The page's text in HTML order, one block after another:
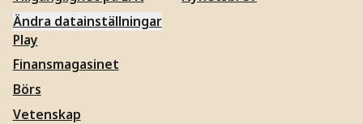
Ändra datainställningar
Play
Finansmagasinet
Börs
Vetenskap